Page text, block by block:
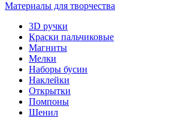
Материалы для творчества
3D ручки
Краски пальчиковые
Магниты
Мелки
Наборы бусин
Наклейки
Открытки
Помпоны
Шенил